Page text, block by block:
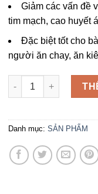
Giảm các vấn đề
tim mạch, cao huyết
Đặc biệt tốt cho
người ăn chay, ăn
Danh mục: SẢN PHẨM